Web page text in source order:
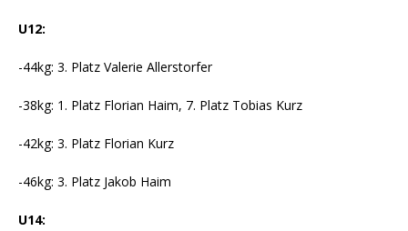
U12:
-44kg: 3. Platz Valerie Allerstorfer
-38kg: 1. Platz Florian Haim, 7. Platz Tobias Kurz
-42kg: 3. Platz Florian Kurz
-46kg: 3. Platz Jakob Haim
U14: